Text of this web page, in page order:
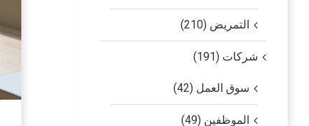
التمريض (210)
شركات (191)
سوق العمل (42)
الموظفين (49)